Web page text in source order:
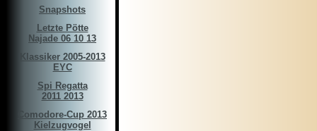
Snapshots
Letzte Pötte
Najade 06 10 13
Klassiker 2005-2013
EYC
Spi Regatta
2011 2013
Comodore-Cup 2013
Kielzugvogel